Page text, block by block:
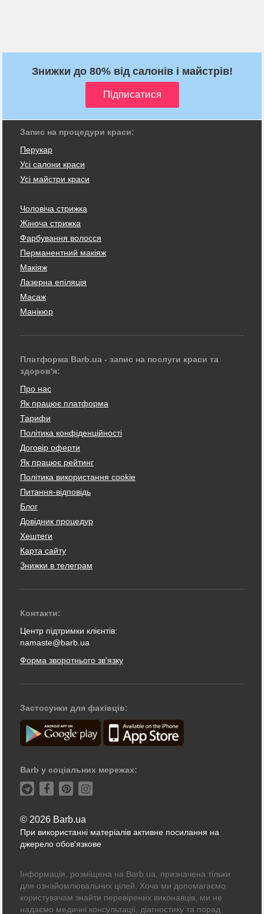
Знижки до 80% від салонів і майстрів!
Запис на процедури краси:
Перукар
Усі салони краси
Усі майстри краси
Чоловіча стрижка
Жіноча стрижка
Фарбування волосся
Перманентний макіяж
Макіяж
Лазерна епіляція
Масаж
Манікюр
Платформа Barb.ua - запис на послуги краси та
здоров'я:
Про нас
Як працює платформа
Тарифи
Політика конфіденційності
Договір оферти
Як працює рейтинг
Політика використання cookie
Питання-відповідь
Блог
Довідник процедур
Хештеги
Карта сайту
Знижки в телеграм
Контакти:
Центр підтримки клієнтів:
namaste@barb.ua
Форма зворотнього зв'язку
Застосунки для фахівців:
Barb у соціальних мережах:
© 2026 Barb.ua
При використанні матеріалів активне посилання на
джерело обов'язкове
Інформація, розміщена на Barb.ua, призначена тільки
для ознайомлювальних цілей. Хоча ми допомагаємо
користувачам знайти перевірених виконавців, ми не
надаємо медичні консультації, діагностику та порад.